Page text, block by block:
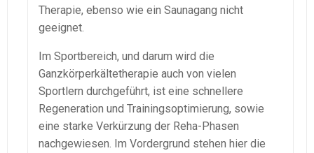
Therapie, ebenso wie ein Saunagang nicht
geeignet.
Im Sportbereich, und darum wird die
Ganzkörperkältetherapie auch von vielen
Sportlern durchgeführt, ist eine schnellere
Regeneration und Trainingsoptimierung, sowie
eine starke Verkürzung der Reha-Phasen
nachgewiesen. Im Vordergrund stehen hier die